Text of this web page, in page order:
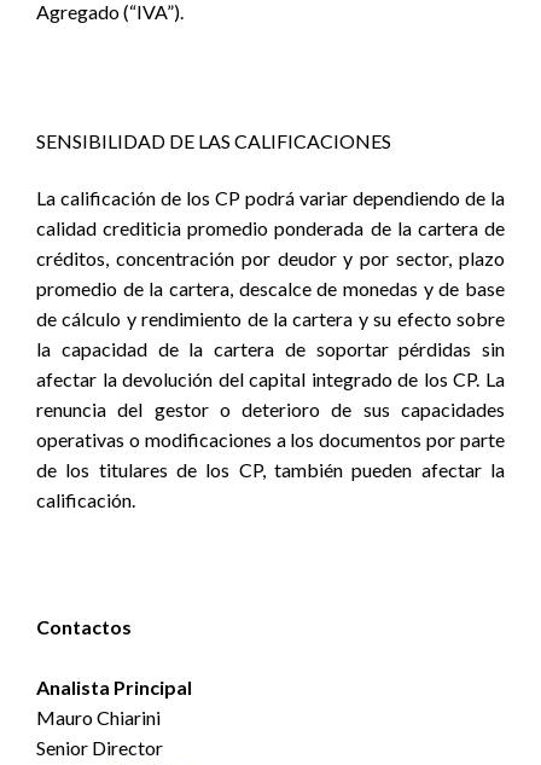
Agregado (“IVA”).
SENSIBILIDAD DE LAS CALIFICACIONES
La calificación de los CP podrá variar dependiendo de la
calidad crediticia promedio ponderada de la cartera de
créditos, concentración por deudor y por sector, plazo
promedio de la cartera, descalce de monedas y de base
de cálculo y rendimiento de la cartera y su efecto sobre
la capacidad de la cartera de soportar pérdidas sin
afectar la devolución del capital integrado de los CP. La
renuncia del gestor o deterioro de sus capacidades
operativas o modificaciones a los documentos por parte
de los titulares de los CP, también pueden afectar la
calificación.
Contactos
Analista Principal
Mauro Chiarini
Senior Director